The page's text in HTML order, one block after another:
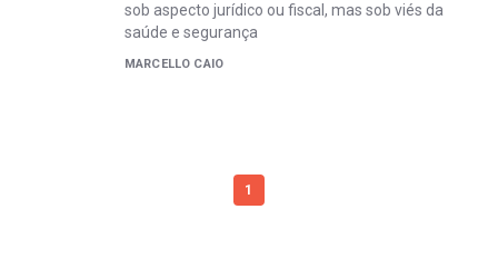
sob aspecto jurídico ou fiscal, mas sob viés da
saúde e segurança
MARCELLO CAIO
1